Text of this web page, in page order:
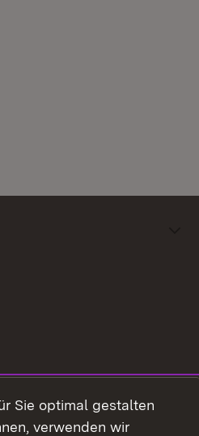
Sie optimal gestalten
verwenden wir